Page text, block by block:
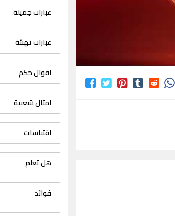
عبارات جميلة
عبارات تهنئة
اقوال حكم
امثال شعبية
اقتباسات
هل تعلم
فوائد